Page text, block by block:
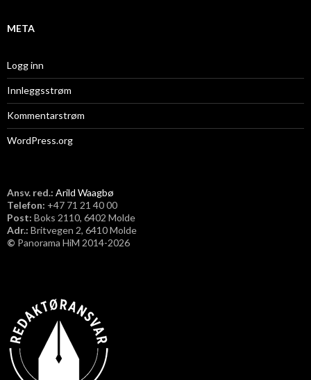
META
Logg inn
Innleggsstrøm
Kommentarstrøm
WordPress.org
Ansv. red.: Arild Waagbø
Telefon: ​+47 71 21 40 00
Post: Boks 2110, 6402 Molde
Adr.: Britvegen 2, 6410 Molde
© Panorama HiM 2014-2026